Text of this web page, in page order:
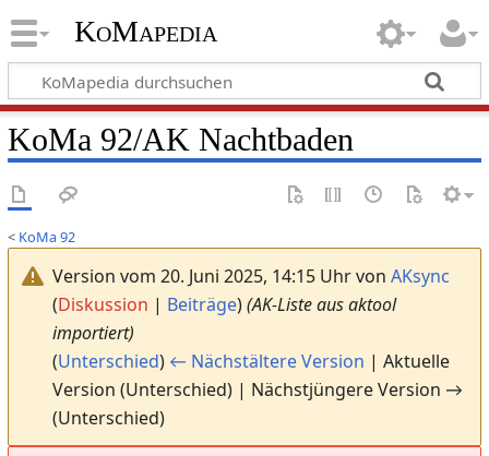
KoMapedia
KoMa 92/AK Nachtbaden
< KoMa 92
Version vom 20. Juni 2025, 14:15 Uhr von AKsync
(Diskussion | Beiträge)(AK-Liste aus aktool
importiert)
(Unterschied) ← Nächstältere Version | Aktuelle
Version (Unterschied) | Nächstjüngere Version →
(Unterschied)